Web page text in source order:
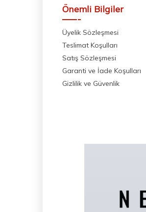
Önemli Bilgiler
Üyelik Sözleşmesi
Teslimat Koşulları
Satış Sözleşmesi
Garanti ve İade Koşulları
Gizlilik ve Güvenlik